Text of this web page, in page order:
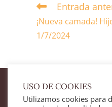
Entrada
¡Nueva camada!
1/7/2024
USO DE COOKIES
Utilizamos cookies para